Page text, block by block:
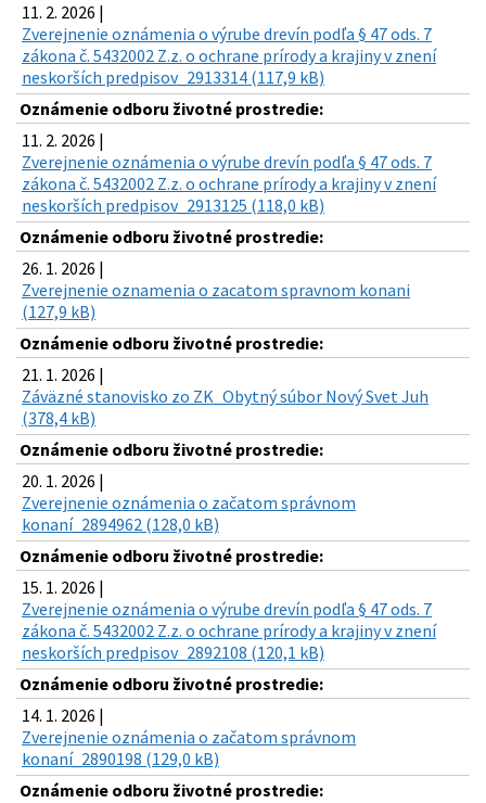
11. 2. 2026 |
Zverejnenie oznámenia o výrube drevín podľa § 47 ods. 7
zákona č. 5432002 Z.z. o ochrane prírody a krajiny v znení
neskorších predpisov_2913314 (117,9 kB)
Oznámenie odboru životné prostredie:
11. 2. 2026 |
Zverejnenie oznámenia o výrube drevín podľa § 47 ods. 7
zákona č. 5432002 Z.z. o ochrane prírody a krajiny v znení
neskorších predpisov_2913125 (118,0 kB)
Oznámenie odboru životné prostredie:
26. 1. 2026 |
Zverejnenie oznamenia o zacatom spravnom konani
(127,9 kB)
Oznámenie odboru životné prostredie:
21. 1. 2026 |
Záväzné stanovisko zo ZK_Obytný súbor Nový Svet Juh
(378,4 kB)
Oznámenie odboru životné prostredie:
20. 1. 2026 |
Zverejnenie oznámenia o začatom správnom
konaní_2894962 (128,0 kB)
Oznámenie odboru životné prostredie:
15. 1. 2026 |
Zverejnenie oznámenia o výrube drevín podľa § 47 ods. 7
zákona č. 5432002 Z.z. o ochrane prírody a krajiny v znení
neskorších predpisov_2892108 (120,1 kB)
Oznámenie odboru životné prostredie:
14. 1. 2026 |
Zverejnenie oznámenia o začatom správnom
konaní_2890198 (129,0 kB)
Oznámenie odboru životné prostredie: